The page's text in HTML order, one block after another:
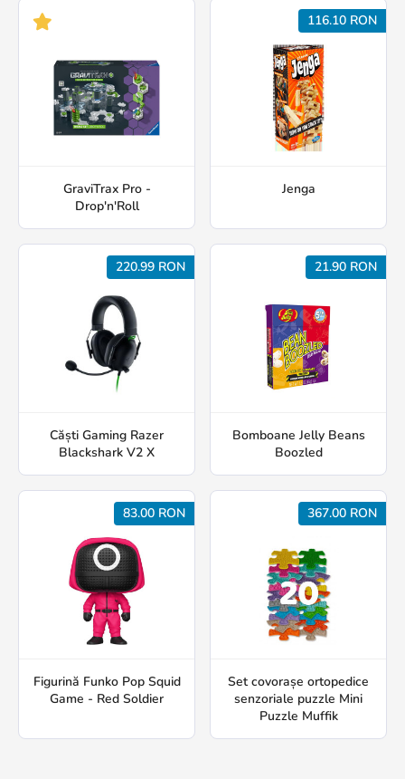
GraviTrax Pro -
Drop'n'Roll
116.10 RON
Jenga
220.99 RON
Căști Gaming Razer
Blackshark V2 X
21.90 RON
Bomboane Jelly Beans
Boozled
83.00 RON
Figurină Funko Pop Squid
Game - Red Soldier
367.00 RON
Set covorașe ortopedice
senzoriale puzzle Mini
Puzzle Muffik